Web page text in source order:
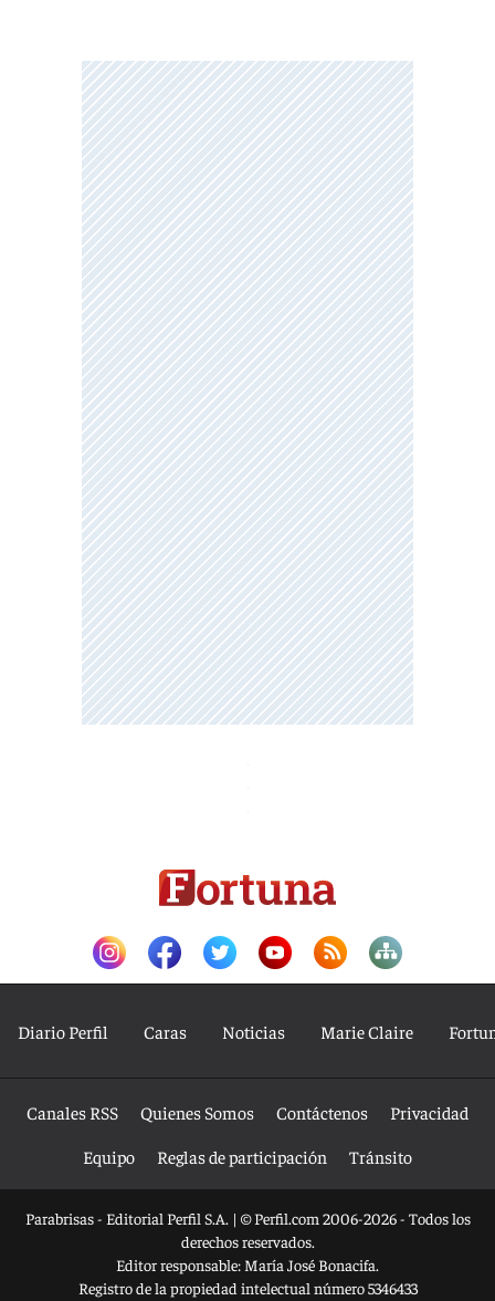
Diario Perfil Caras Noticias Marie Claire
Canales RSS Quienes Somos Contáctenos
Privacidad
Equipo
Reglas de participación Tránsito
Parabrisas - Editorial Perfil S.A. | © Perfil.com 2006-2026 - Todos los
derechos reservados.
Editor responsable: María José Bonacifa.
Registro de la propiedad intelectual número 5346433